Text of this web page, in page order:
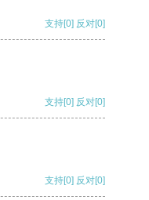
支持[0] 反对[0]
支持[0] 反对[0]
支持[0] 反对[0]